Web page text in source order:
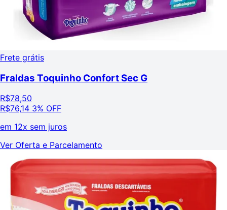
Frete grátis
Fraldas Toquinho Confort Sec G
R$78,50
R$76,14 3% OFF
em 12x sem juros
Ver Oferta e Parcelamento